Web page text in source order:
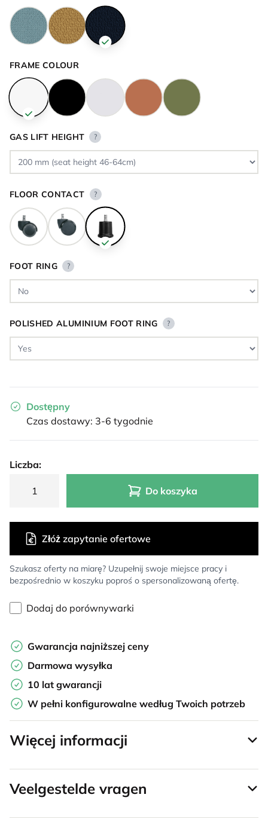
FRAME COLOUR
GAS LIFT HEIGHT ?
FLOOR CONTACT ?
FOOT RING ?
POLISHED ALUMINIUM FOOT RING ?
Dostępny
Czas dostawy: 3-6 tygodnie
Liczba:
Do koszyka
Szukasz oferty na miarę? Uzupełnij swoje miejsce pracy i
bezpośrednio w koszyku poproś o spersonalizowaną ofertę.
Złóż zapytanie ofertowe
Dodaj do porównywarki
Gwarancja najniższej ceny
Darmowa wysyłka
10 lat gwarancji
W pełni konfigurowalne według Twoich potrzeb
Więcej informacji
Veelgestelde vragen